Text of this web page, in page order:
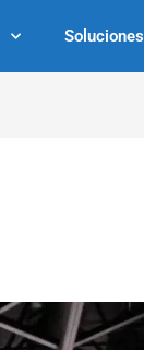
Soluciones